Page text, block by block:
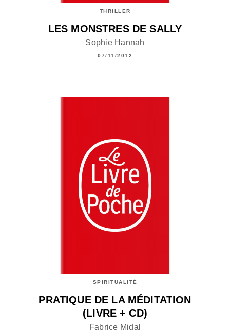
THRILLER
LES MONSTRES DE SALLY
Sophie Hannah
07/11/2012
SPIRITUALITÉ
PRATIQUE DE LA MÉDITATION
(LIVRE + CD)
Fabrice Midal